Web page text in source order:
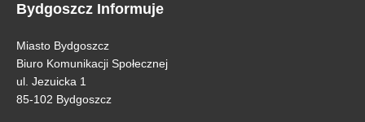
Bydgoszcz Informuje
Miasto Bydgoszcz
Biuro Komunikacji Społecznej
ul. Jezuicka 1
85-102 Bydgoszcz